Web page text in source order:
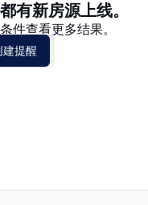
有新房源上线。
件查看更多结果。
建提醒